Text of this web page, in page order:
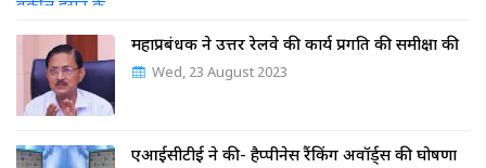
महाप्रबंधक ने उत्तर रेलवे की कार्य प्रगति की समीक्षा की
Wed, 23 August 2023
एआईसीटीई ने की- हैप्पीनेस रैंकिंग अवॉर्ड्स की घोषणा